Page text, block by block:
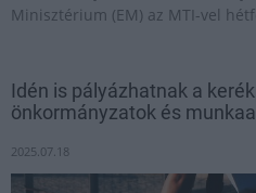
Minisztérium (EM) az MTI-vel
Idén is pályázhatnak a
önkormányzatok és
2025.07.18